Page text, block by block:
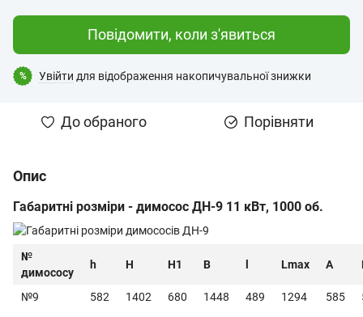
Повідомити, коли з'явиться
% Увійти для відображення накопичувальної знижки
До обраного Порівняти
Опис
Габаритні розміри - димосос ДН-9 11 кВт, 1000 об.
№
димососу
h H H1 B Lmax A
№9 582 1402 680 1448 489 1294 585